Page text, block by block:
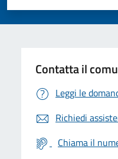
Valuta 5
Valuta 4
Valuta 3 stelle su
Valuta 2 stelle su 5
Valuta 1 stelle su 5
Contatta il
Leggi le
Richiedi
Chiama il